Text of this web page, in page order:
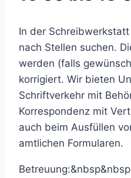
In der
nach Stellen suchen.
werden (falls
korrigiert. Wir bieten
Schriftverkehr mit
Korrespondenz mit
auch beim Ausfüllen
amtlichen Formularen.
Betreuung:&nbsp&nbsp